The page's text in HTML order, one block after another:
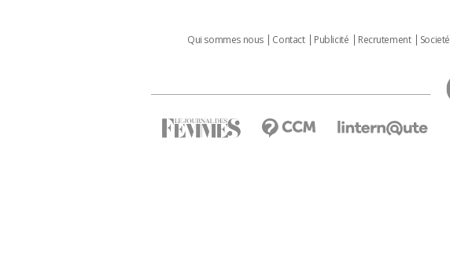
Qui sommes nous Contact Publicité Recrutement Societé